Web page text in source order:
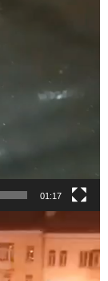
01:17